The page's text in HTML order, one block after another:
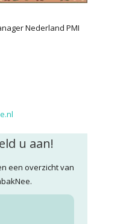
Nederland PMI
u aan!
een overzicht van